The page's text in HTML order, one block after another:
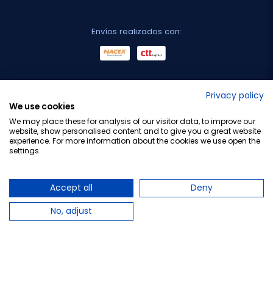
Envíos realizados con:
Privacy policy
We use cookies
We may place these for analysis of our visitor data, to improve our
website, show personalised content and to give you a great website
experience. For more information about the cookies we use open the
settings.
Accept all
Deny
No, adjust